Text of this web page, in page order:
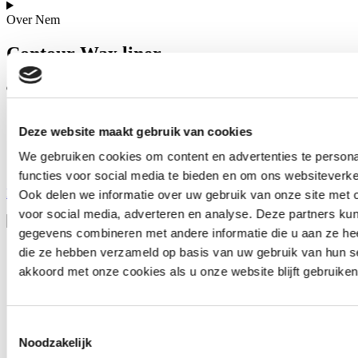
Deze website maakt gebruik van cookies
We gebruiken cookies om content en advertenties te
functies voor social media te bieden en om ons
Ook delen we informatie over uw gebruik van onze site met
voor social media, adverteren en analyse. Deze partners
gegevens combineren met andere informatie die u aan ze
die ze hebben verzameld op basis van uw gebruik van hun
akkoord met onze cookies als u onze website blijft
Noodzakelijk
Over Nem
Contour Wax liner
Contour Wax liner
Home Shop Perfect Skin Collection Contour Wax liner
Contour Wax Liner transparant